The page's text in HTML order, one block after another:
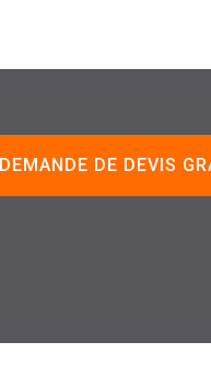
DEMANDE DE DEVIS